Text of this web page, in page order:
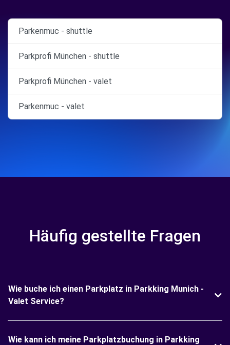
Parkenmuc - shuttle
Parkprofi München - shuttle
Parkprofi München - valet
Parkenmuc - valet
Häufig gestellte Fragen
Wie buche ich einen Parkplatz in Parkking Munich -
Valet Service?
Wie kann ich meine Parkplatzbuchung in Parkking